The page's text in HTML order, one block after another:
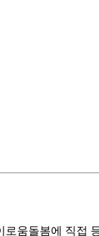
움돌봄에 직접